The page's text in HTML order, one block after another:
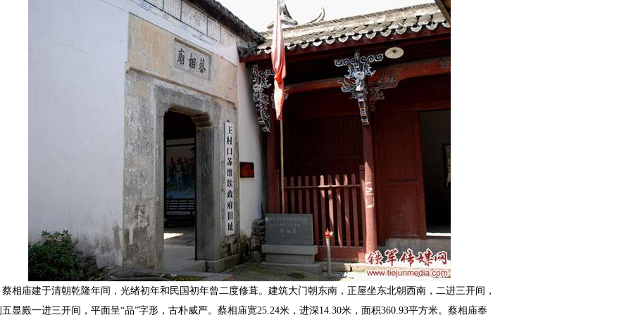
庙建于清朝乾隆年间，光绪初年和民国初年曾二度修葺。建筑大门朝东南，正屋坐东北朝西南，二进三开间，
五显殿一进三开间，平面呈“品”字形，古朴威严。蔡相庙宽25.24米，进深14.30米，面积360.93平方米。蔡相庙奉